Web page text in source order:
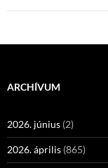
ARCHÍVUM
2026. június (2)
2026. április (865)